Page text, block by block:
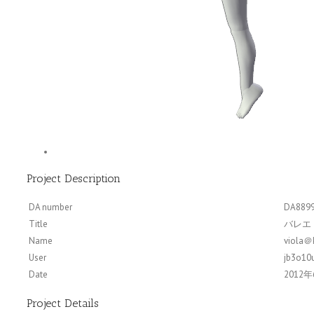
Project Description
DA number
Title
バレエ
Name
viola＠
User
Date
2012
Project Details